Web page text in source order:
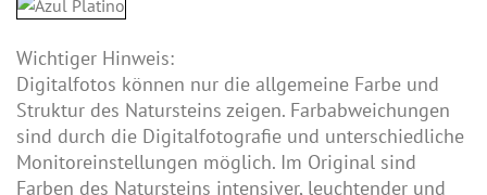
Wichtiger Hinweis:
Digitalfotos können nur die allgemeine Farbe und
Struktur des Natursteins zeigen. Farbabweichungen
sind durch die Digitalfotografie und unterschiedliche
Monitoreinstellungen möglich. Im Original sind
Farben des Natursteins intensiver, leuchtender und